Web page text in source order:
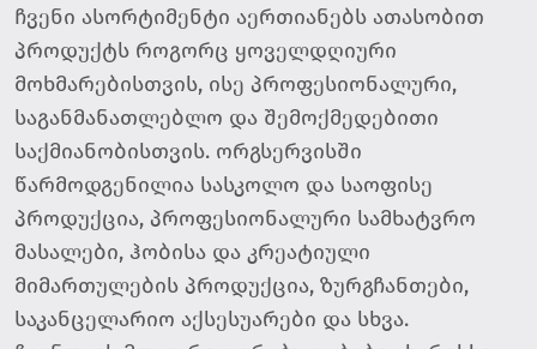
ჩვენი ასორტიმენტი აერთიანებს ათასობით
პროდუქტს როგორც ყოველდღიური
მოხმარებისთვის, ისე პროფესიონალური,
საგანმანათლებლო და შემოქმედებითი
საქმიანობისთვის. ორგსერვისში
წარმოდგენილია სასკოლო და საოფისე
პროდუქცია, პროფესიონალური სამხატვრო
მასალები, ჰობისა და კრეატიული
მიმართულების პროდუქცია, ზურგჩანთები,
საკანცელარიო აქსესუარები და სხვა.